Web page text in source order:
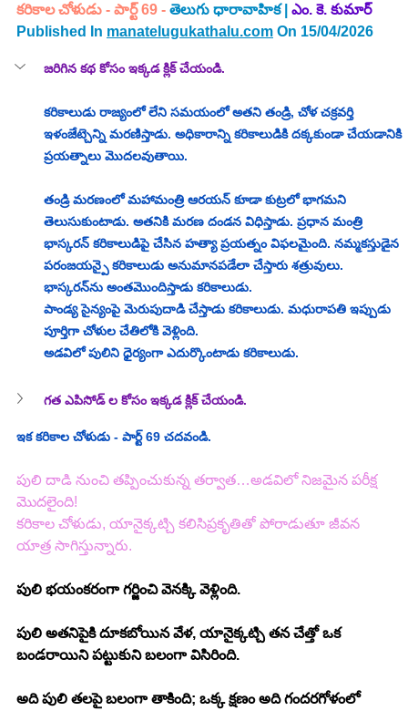
కరికాల చోళుడు - పార్ట్ 69 - తెలుగు ధారావాహిక | ఎం. కె. కుమార్
Published In manatelugukathalu.com On 15/04/2026
జరిగిన కథ కోసం ఇక్కడ క్లిక్ చేయండి.
కరికాలుడు రాజ్యంలో లేని సమయంలో అతని తండ్రి, చోళ చక్రవర్తి
ఇళంజేట్చెన్ని మరణిస్తాడు. అధికారాన్ని కరికాలుడికి దక్కకుండా చేయడానికి
ప్రయత్నాలు మొదలవుతాయి.
తండ్రి మరణంలో మహామంత్రి ఆరయన్ కూడా కుట్రలో భాగమని
తెలుసుకుంటాడు. అతనికి మరణ దండన విధిస్తాడు. ప్రధాన మంత్రి
భాస్కరన్‌ కరికాలుడిపై చేసిన హత్యా ప్రయత్నం విఫలమైంది. నమ్మకస్తుడైన
పరంజయన్పై కరికాలుడు అనుమానపడేలా చేస్తారు శత్రువులు.
భాస్కరన్‌ను అంతమొందిస్తాడు కరికాలుడు.
పాండ్య సైన్యంపై మెరుపుదాడి చేస్తాడు కరికాలుడు. మధురాపతి ఇప్పుడు
పూర్తిగా చోళుల చేతిలోకి వెళ్లింది.
అడవిలో పులిని ధైర్యంగా ఎదుర్కొంటాడు కరికాలుడు.
గత ఎపిసోడ్ ల కోసం ఇక్కడ క్లిక్ చేయండి.
ఇక కరికాల చోళుడు - పార్ట్ 69 చదవండి.
పులి దాడి నుంచి తప్పించుకున్న తర్వాత…అడవిలో నిజమైన పరీక్ష
మొదలైంది!
కరికాల చోళుడు, యానైక్కట్చి కలిసిప్రకృతితో పోరాడుతూ జీవన
యాత్ర సాగిస్తున్నారు.
పులి భయంకరంగా గర్జించి వెనక్కి వెళ్లింది.
పులి అతనిపైకి దూకబోయిన వేళ, యానైక్కట్చి తన చేత్తో ఒక
బండరాయిని పట్టుకుని బలంగా విసిరింది.
అది పులి తలపై బలంగా తాకింది; ఒక్క క్షణం అది గందరగోళంలో